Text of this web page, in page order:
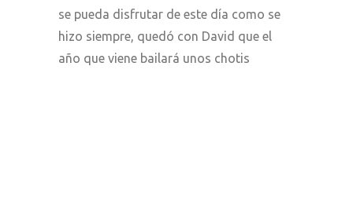
se pueda disfrutar de este día como se
hizo siempre, quedó con David que el
año que viene bailará unos chotis